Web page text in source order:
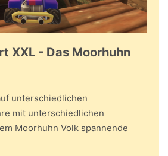
XXL - Das Moorhuhn
unterschiedlichen
mit unterschiedlichen
Moorhuhn Volk spannende